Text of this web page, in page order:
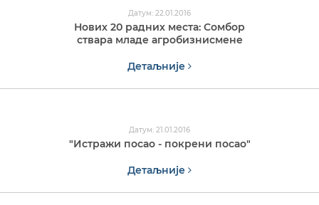
Датум: 22.01.2016
Нових 20 радних места: Сомбор
ствара младе агробизнисмене
Детаљније
Датум: 21.01.2016
"Истражи посао - покрени посао"
Детаљније